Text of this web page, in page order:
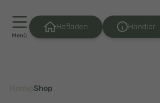
Hofladen Händler
Shop